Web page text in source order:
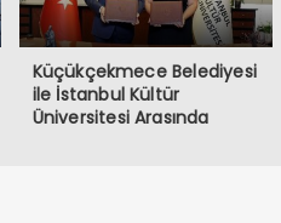
Küçükçekmece Belediyesi
ile İstanbul Kültür
Üniversitesi Arasında